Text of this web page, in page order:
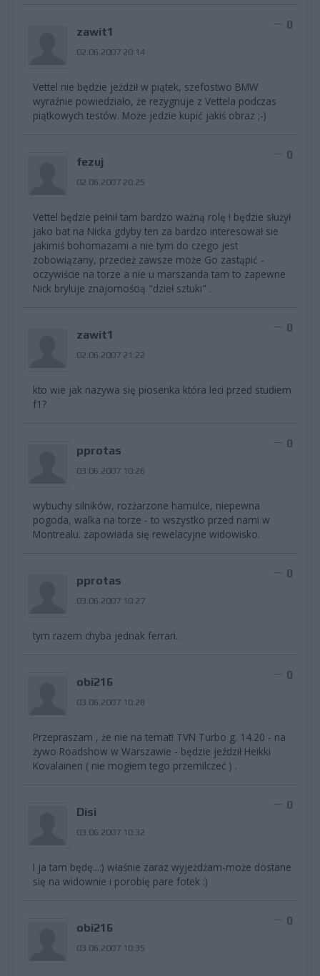
zawit1
02.06.2007 20:14
0
Vettel nie będzie jeździł w piątek, szefostwo BMW
wyraźnie powiedziało, że rezygnuje z Vettela podczas
piątkowych testów. Może jedzie kupić jakiś obraz ;-)
fezuj
02.06.2007 20:25
0
Vettel będzie pełnił tam bardzo ważną rolę ! będzie służył
jako bat na Nicka gdyby ten za bardzo interesował sie
jakimiś bohomazami a nie tym do czego jest
zobowiązany, przecież zawsze może Go zastąpić -
oczywiście na torze a nie u marszanda tam to zapewne
Nick bryluje znajomością "dzieł sztuki" .
zawit1
02.06.2007 21:22
0
kto wie jak nazywa się piosenka która leci przed studiem
f1?
pprotas
03.06.2007 10:26
0
wybuchy silników, rozżarzone hamulce, niepewna
pogoda, walka na torze - to wszystko przed nami w
Montrealu. zapowiada się rewelacyjne widowisko.
pprotas
03.06.2007 10:27
0
tym razem chyba jednak ferrari..
obi216
03.06.2007 10:28
0
Przepraszam , że nie na temat! TVN Turbo g. 14.20 - na
żywo Roadshow w Warszawie - będzie jeździł Heikki
Kovalainen ( nie mogłem tego przemilczeć ) .
Disi
03.06.2007 10:32
0
I ja tam będę...:) właśnie zaraz wyjeżdżam-może dostane
się na widownie i porobię pare fotek :)
obi216
03.06.2007 10:35
0